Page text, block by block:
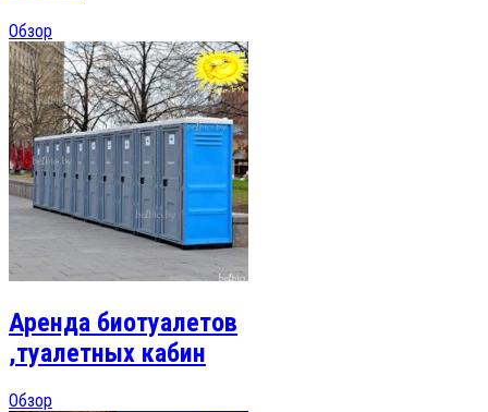
Обзор
Аренда биотуалетов
,туалетных кабин
Обзор